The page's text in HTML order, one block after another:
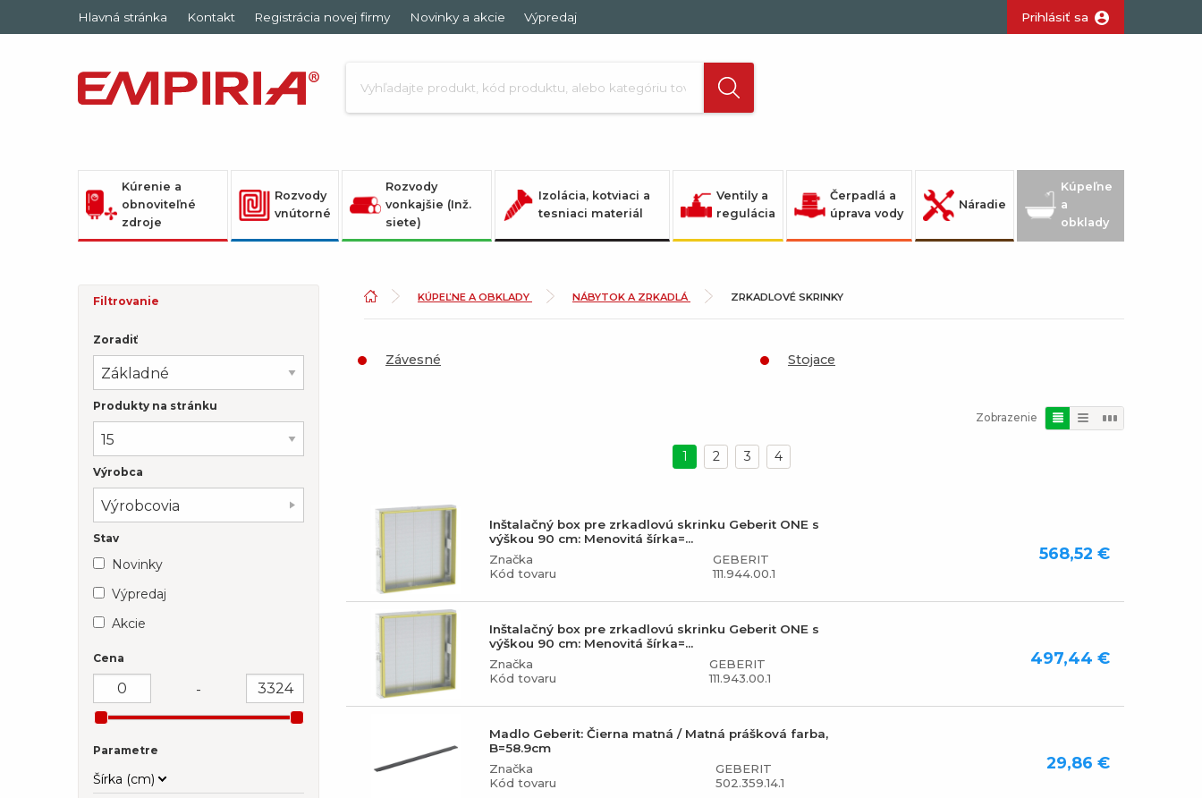
Hlavná stránka Kontakt Registrácia novej firmy Novinky a akcie Výpredaj Prihlásiť sa
Kúrenie a
obnoviteľné
zdroje
Rozvody
vnútorné
Rozvody
vonkajšie (Inž.
siete)
Izolácia, kotviaci a
tesniaci materiál
Ventily a
regulácia
Čerpadlá a
úprava vody
Náradie
Kúpeľne
a
obklady
Filtrovanie
Zoradiť
Produkty na stránku
Výrobca
Výrobcovia
Stav
Novinky
Výpredaj
Akcie
Cena
-
Parametre
Šírka (cm)
KÚPEĽNE A OBKLADY NÁBYTOK A ZRKADLÁ ZRKADLOVÉ SKRINKY
Závesné Stojace
Zobrazenie
1 2 3 4
Inštalačný box pre zrkadlovú skrinku Geberit ONE s
výškou 90 cm: Menovitá šírka=...
Značka
GEBERIT
Kód tovaru
111.944.00.1
568,52 €
Inštalačný box pre zrkadlovú skrinku Geberit ONE s
výškou 90 cm: Menovitá šírka=...
Značka
GEBERIT
Kód tovaru
111.943.00.1
497,44 €
Madlo Geberit: Čierna matná / Matná prášková farba,
B=58.9cm
Značka
GEBERIT
Kód tovaru
502.359.14.1
29,86 €